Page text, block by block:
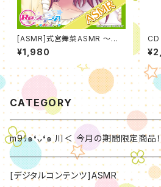
[ASMR]式宮舞菜ASMR ～夢
からはじまる癒しの時間～【CV.
牧野天音】
¥1,980
CATEGORY
m9ﾘ๑❛ᴗ❛๑ 川＜ 今月の期間限定商品！
[デジタルコンテンツ]ASMR